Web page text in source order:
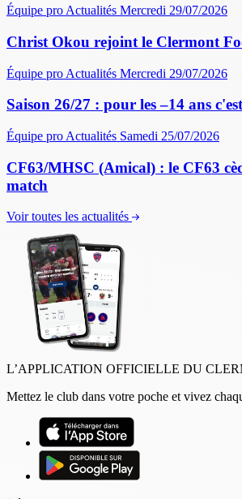
Équipe pro Actualités Mercredi 29/07/2026
Christ Okou rejoint le Clermont
Équipe pro Actualités Mercredi 29/07/2026
Saison 26/27 : pour les –14 ans
Équipe pro Actualités Samedi 25/07/2026
CF63/MHSC (Amical) : le CF63
match
Voir toutes les actualités
L’APPLICATION OFFICIELLE DU
Mettez le club dans votre poche et vivez